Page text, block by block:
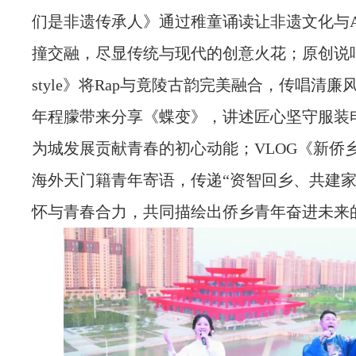
们是非遗传承人》通过稚童诵读让非遗文化与
撞交融，尽显传统与现代的创意火花；原创说
style》将Rap与竟陵古韵完美融合，传唱清廉
年程朦带来分享 《蝶变》
，讲述匠心坚守服
为城发展贡献青春的初心动能；VLOG《新侨
海外天门籍青年寄语，传递“资智回乡、共建
怀与青春合力，共同描绘出侨乡青年奋进未来